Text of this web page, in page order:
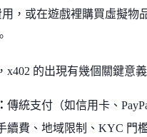
，或在遊戲裡購買虛擬物
x402 的出現有幾個關鍵意
傳統支付（如信用卡、
續費、地域限制、KYC 門